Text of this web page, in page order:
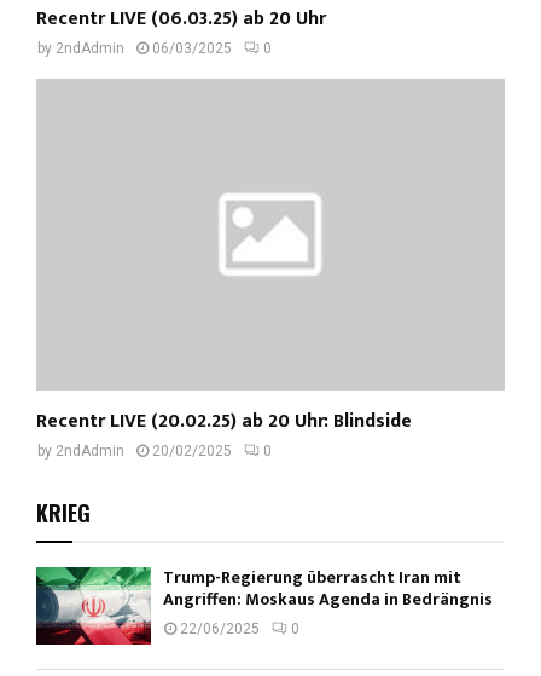
Recentr LIVE (06.03.25) ab 20 Uhr
by 2ndAdmin 06/03/2025 0
Recentr LIVE (20.02.25) ab 20 Uhr: Blindside
by 2ndAdmin 20/02/2025 0
KRIEG
Trump-Regierung überrascht Iran mit
Angriffen: Moskaus Agenda in Bedrängnis
22/06/2025 0